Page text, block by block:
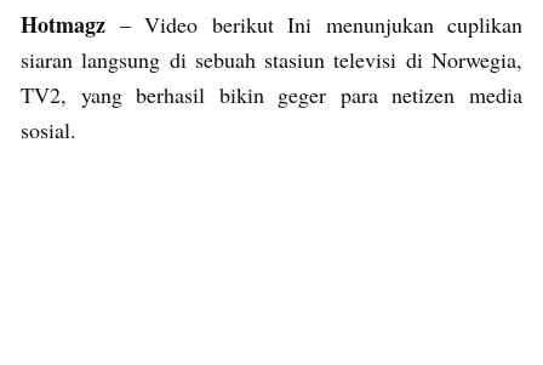
Hotmagz – Video berikut Ini menunjukan cuplikan
siaran langsung di sebuah stasiun televisi di Norwegia,
TV2, yang berhasil bikin geger para netizen media
sosial.